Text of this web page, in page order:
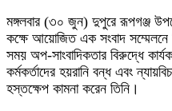
মঙ্গলবার (৩০ জুন) দুপুরে রূপগঞ্জ
কক্ষে আয়োজিত এক সংবাদ
সময় অপ-সাংবাদিকতার বিরুদ্ধে
কর্মকর্তাদের হয়রানি বন্ধ এবং
হস্তক্ষেপ কামনা করেন তিনি।